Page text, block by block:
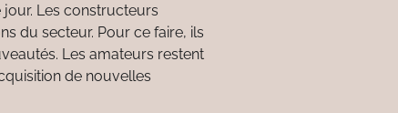
jour. Les constructeurs
du secteur. Pour ce faire, ils
Les amateurs restent
de nouvelles